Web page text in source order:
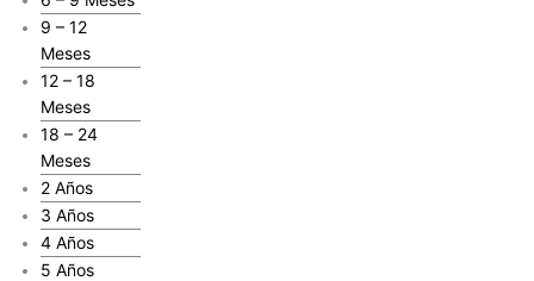
9 – 12
Meses
12 – 18
Meses
18 – 24
Meses
2 Años
3 Años
4 Años
5 Años